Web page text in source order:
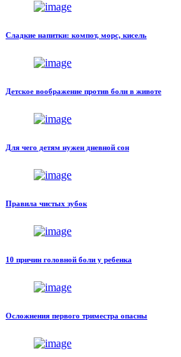
Сладкие напитки: компот, морс, кисель
Детское воображение против боли в животе
Для чего детям нужен дневной сон
Правила чистых зубок
10 причин головной боли у ребенка
Осложнения первого триместра опасны